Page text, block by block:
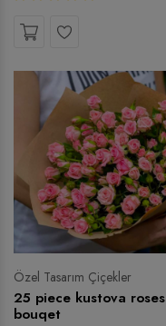
Özel Tasarım Çiçekler
25 piece kustova roses
bouqet